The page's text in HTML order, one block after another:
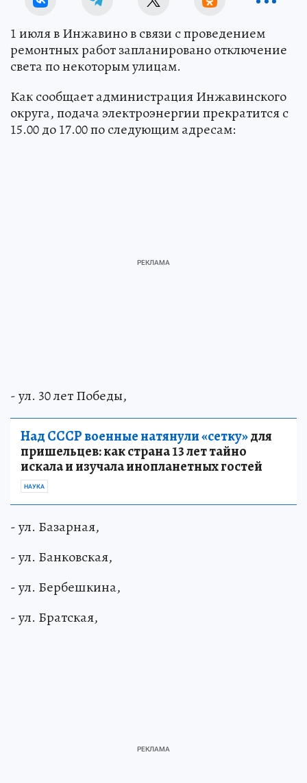
1 июля в Инжавино в связи с проведением
ремонтных работ запланировано отключение
света по некоторым улицам.
Как сообщает администрация Инжавинского
округа, подача электроэнергии прекратится с
15.00 до 17.00 по следующим адресам:
- ул. 30 лет Победы,
Над СССР военные натянули «сетку»для
пришельцев: как страна 13 лет тайно
искала и изучала инопланетных гостей
НАУКА
- ул. Базарная,
- ул. Банковская,
- ул. Бербешкина,
- ул. Братская,